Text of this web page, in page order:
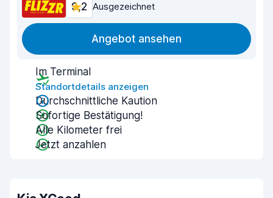
9,2 Ausgezeichnet
Angebot ansehen
Im Terminal
Standortdetails anzeigen
Durchschnittliche Kaution
Sofortige Bestätigung!
Alle Kilometer frei
Jetzt anzahlen